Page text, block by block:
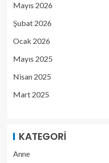
Mayıs 2026
Şubat 2026
Ocak 2026
Mayıs 2025
Nisan 2025
Mart 2025
KATEGORI
Anne